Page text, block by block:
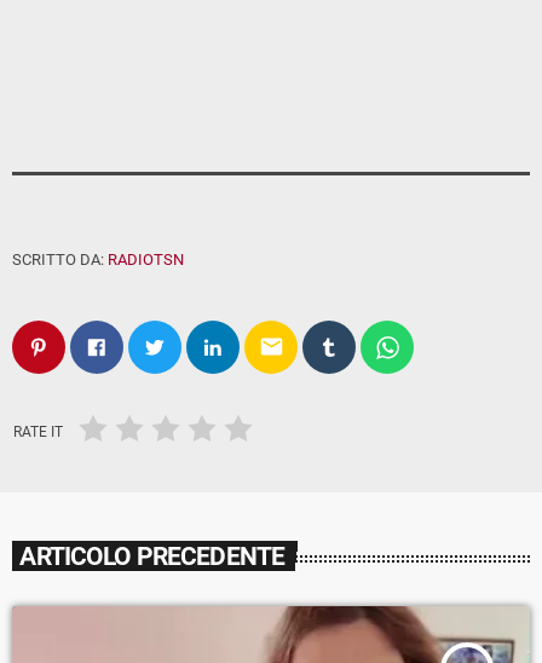
SCRITTO DA: RADIOTSN
email
RATE IT
ARTICOLO PRECEDENTE